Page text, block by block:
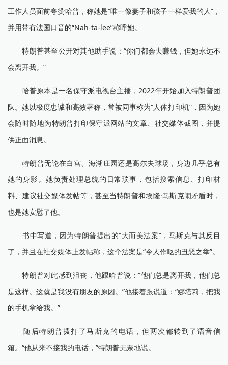
工作人员面前夸赞哈普，称她是“唯一像妻子和孩子一样爱我的人”，
并用带有法国口音的“Nah-ta-lee”称呼她。
特朗普甚至公开对其他助手说：“你们都会去赚钱，但她永远不
会离开我。”
哈普原本是一名保守派电视台主播，2022年开始加入特朗普团
队。她以极度忠诚和高效著称，常被同事称为“人体打印机”，因为她
会随时随地为特朗普打印保守派网站的文章、社交媒体截图，并提
供正面消息。
特朗普无论在白宫、海湖庄园还是高尔夫球场，身边几乎总有
她的身影。她负责处理总统的日常琐事，包括搜索信息、打印材
料、建议社交媒体发帖等，甚至当特朗普和埃隆·马斯克闹矛盾时，
也是她安慰了他。
书中写道，因为特朗普提出的“大而美法案”，马斯克与其反目
了，并且在社交媒体上发帖称，这个法案是“令人作呕的丑恶之举”。
特朗普对此感到沮丧，他跟哈普说：“他们总是离开我，他们总
是这样。这就是我没有朋友的原因。”他接着跟说道：“娜塔莉，把我
的手机拿给我。”
随后特朗普拨打了马斯克的电话，但两次都转到了语音信
箱。“他从来不接我的电话，”特朗普无奈地说。